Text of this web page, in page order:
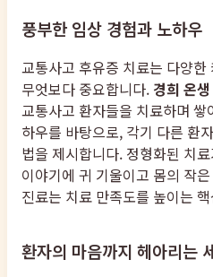
풍부한 임상 경험과 노하우
교통사고 후유증 치료는 다양
무엇보다 중요합니다. 경희 온
교통사고 환자들을 치료하며
하우를 바탕으로, 각기 다른 환
법을 제시합니다. 정형화된 치
이야기에 귀 기울이고 몸의 작
진료는 치료 만족도를 높이는
환자의 마음까지 헤아리는